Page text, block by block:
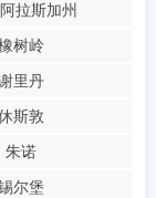
拉斯加州
树岭
里丹
斯敦
朱诺
尔堡